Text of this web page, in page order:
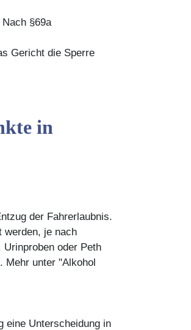
§69a
Gericht die Sperre
in
der Fahrerlaubnis.
werden, je nach
oder Peth
Mehr unter "Alkohol
eine Unterscheidung in